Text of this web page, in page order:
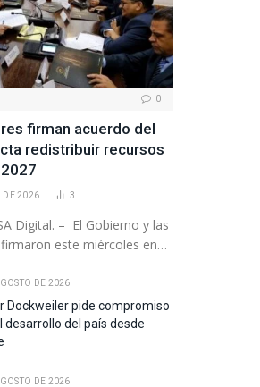
0
firman acuerdo del
redistribuir recursos
DE 2026 3
Digital. – El Gobierno y las
este miércoles en…
DE 2026
Dockweiler pide compromiso
desarrollo del país desde
DE 2026